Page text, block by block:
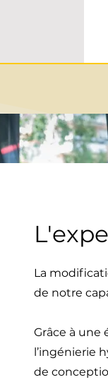
La
de notre
Grâce à une
l’ingénierie
de